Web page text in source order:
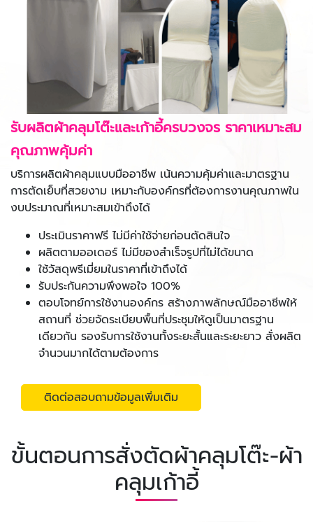
รับผลิตผ้าคลุมโต๊ะและเก้าอี้ครบวงจร ราคาเหมาะสม
คุณภาพคุ้มค่า
บริการผลิตผ้าคลุมแบบมืออาชีพ เน้นความคุ้มค่าและมาตรฐาน
การตัดเย็บที่สวยงาม เหมาะกับองค์กรที่ต้องการงานคุณภาพใน
งบประมาณที่เหมาะสมเข้าถึงได้
ประเมินราคาฟรี ไม่มีค่าใช้จ่ายก่อนตัดสินใจ
ผลิตตามออเดอร์ ไม่มีของสำเร็จรูปที่ไม่ได้ขนาด
ใช้วัสดุพรีเมี่ยมในราคาที่เข้าถึงได้
รับประกันความพึงพอใจ 100%
ตอบโจทย์การใช้งานองค์กร สร้างภาพลักษณ์มืออาชีพให้
สถานที่ ช่วยจัดระเบียบพื้นที่ประชุมให้ดูเป็นมาตรฐาน
เดียวกัน รองรับการใช้งานทั้งระยะสั้นและระยะยาว สั่งผลิต
จำนวนมากได้ตามต้องการ
ติดต่อสอบถามข้อมูลเพิ่มเติม
ขั้นตอนการสั่งตัดผ้าคลุมโต๊ะ-ผ้า
คลุมเก้าอี้